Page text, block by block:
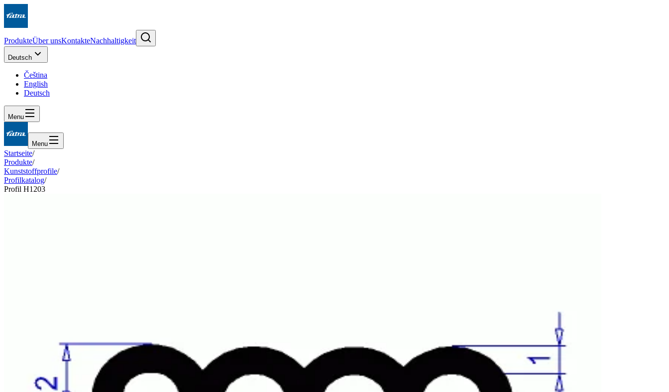
ProdukteÜber unsKontakteNachhaltigkeit
Deutsch
Čeština
English
Deutsch
Menu
Menu
Startseite/
Produkte/
Kunststoffprofile/
Profilkatalog/
Profil H1203